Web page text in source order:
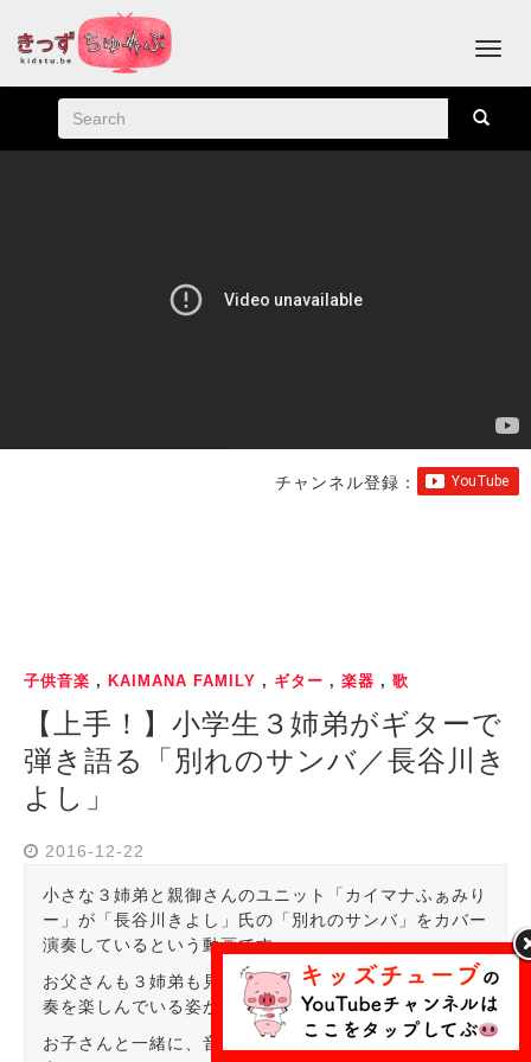
チャンネル登録：
子供音楽 , KAIMANA FAMILY , ギター , 楽器 , 歌
【上手！】小学生３姉弟がギターで
弾き語る「別れのサンバ／長谷川き
よし」
2016-12-22
小さな３姉弟と親御さんのユニット「カイマナふぁみり
ー」が「長谷川きよし」氏の「別れのサンバ」をカバー
演奏しているという動画です。
お父さんも３姉弟も見事な演奏な上に、親子で楽しく演
奏を楽しんでいる姿が見て取れますね！
お子さんと一緒に、音楽教育の一環として見てみましょ